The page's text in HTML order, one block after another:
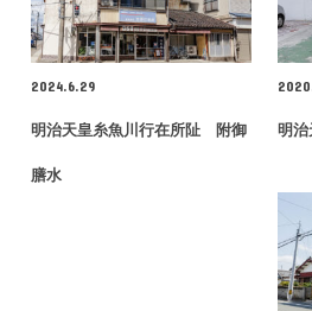
2024.6.29
明治天皇糸魚川行在所阯 附御
膳水
明